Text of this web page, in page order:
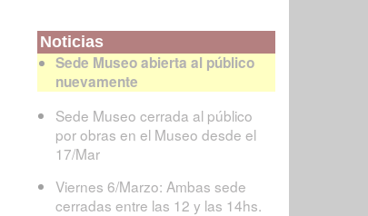
Noticias
Sede Museo abierta al público
nuevamente
Sede Museo cerrada al público
por obras en el Museo desde el
17/Mar
Viernes 6/Marzo: Ambas sede
cerradas entre las 12 y las 14hs.